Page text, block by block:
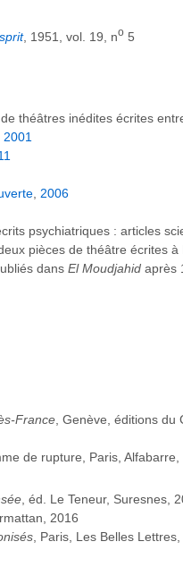
, 1951, vol. 19, no 5
théâtres inédites écrites
2001
, 2006
psychiatriques : articles
pièces de théâtre écrites
dans El Moudjahid après
France , Genève, éditions
de rupture, Paris,
, éd. Le Teneur, Suresnes,
2016
, Paris, Les Belles